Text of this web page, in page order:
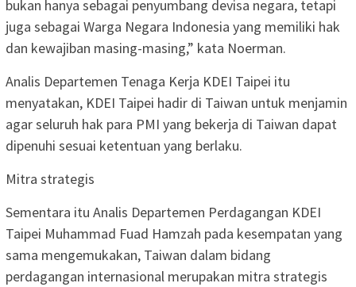
bukan hanya sebagai penyumbang devisa negara, tetapi
juga sebagai Warga Negara Indonesia yang memiliki hak
dan kewajiban masing-masing,” kata Noerman.
Analis Departemen Tenaga Kerja KDEI Taipei itu
menyatakan, KDEI Taipei hadir di Taiwan untuk menjamin
agar seluruh hak para PMI yang bekerja di Taiwan dapat
dipenuhi sesuai ketentuan yang berlaku.
Mitra strategis
Sementara itu Analis Departemen Perdagangan KDEI
Taipei Muhammad Fuad Hamzah pada kesempatan yang
sama mengemukakan, Taiwan dalam bidang
perdagangan internasional merupakan mitra strategis